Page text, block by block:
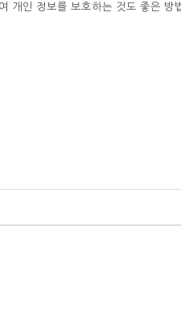
개인 정보를 보호하는 것도 좋은 방